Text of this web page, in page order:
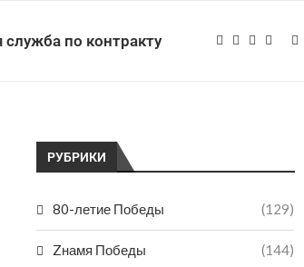
служба по контракту
РУБРИКИ
80-летие Победы (129)
Zнамя Победы (144)